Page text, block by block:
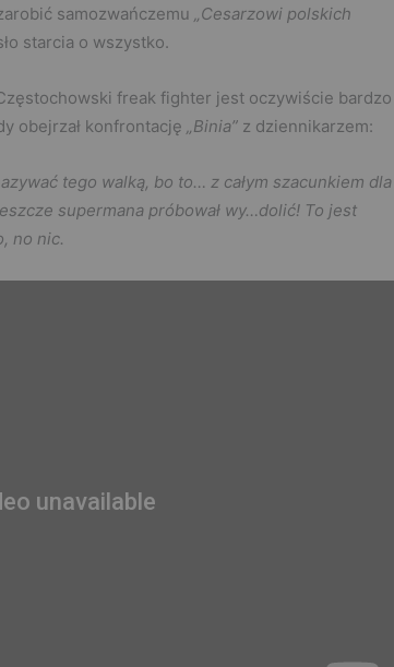
samozwańczemu
„Cesarzowi polskich
starcia o wszystko.
freak fighter jest oczywiście bardzo
obejrzał konfrontację
„Binia” z dziennikarzem:
tego walką, bo to… z całym szacunkiem dla
supermana próbował wy…dolić! To jest
no nic.